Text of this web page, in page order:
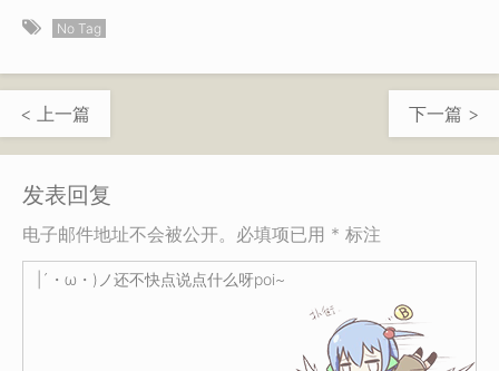
No Tag
< 上一篇 下一篇 >
发表回复
电子邮件地址不会被公开。必填项已用 * 标注